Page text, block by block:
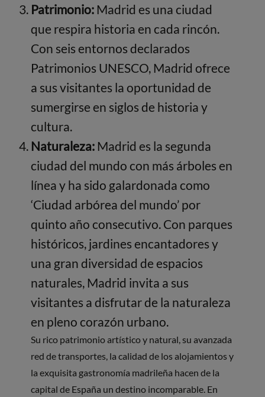
Patrimonio:Madrid es una ciudad
que respira historia en cada rincón.
Con seis entornos declarados
Patrimonios UNESCO, Madrid ofrece
a sus visitantes la oportunidad de
sumergirse en siglos de historia y
cultura.
Naturaleza:Madrid es la segunda
ciudad del mundo con más árboles en
línea y ha sido galardonada como
‘Ciudad arbórea del mundo’ por
quinto año consecutivo. Con parques
históricos, jardines encantadores y
una gran diversidad de espacios
naturales, Madrid invita a sus
visitantes a disfrutar de la naturaleza
en pleno corazón urbano.
Su rico patrimonio artístico y natural, su avanzada
red de transportes, la calidad de los alojamientos y
la exquisita gastronomía madrileña hacen de la
capital de España un destino incomparable. En